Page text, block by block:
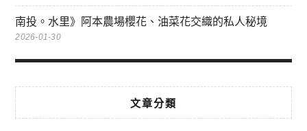
南投。水里》阿本農場櫻花、油菜花交織的私人秘境
2026-01-30
文章分類